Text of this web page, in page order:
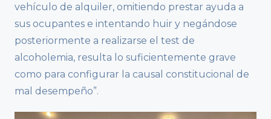
vehículo de alquiler, omitiendo prestar ayuda a
sus ocupantes e intentando huir y negándose
posteriormente a realizarse el test de
alcoholemia, resulta lo suficientemente grave
como para configurar la causal constitucional de
mal desempeño”.